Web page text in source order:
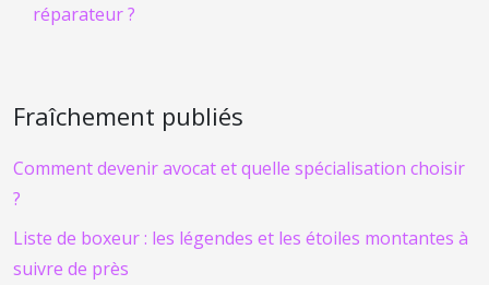
réparateur ?
Fraîchement publiés
Comment devenir avocat et quelle spécialisation choisir
?
Liste de boxeur : les légendes et les étoiles montantes à
suivre de près